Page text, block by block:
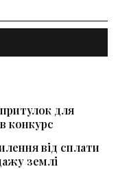
для
конкурс
від сплати
землі